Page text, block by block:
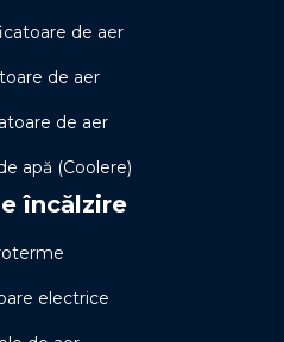
de aer
de aer
de aer
apă (Coolere)
încălzire
electrice